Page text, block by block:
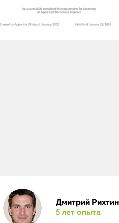
Дмитрий Рихтин
5 лет опыта